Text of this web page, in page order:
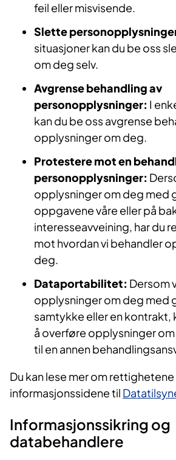
feil eller misvisende.
Slette
situasjoner kan du be oss
om deg selv.
Avgrense behandling av
personopplysninger: I
kan du be oss avgrense
opplysninger om deg.
Protestere mot en
personopplysninger:
opplysninger om deg med
oppgavene våre eller på
interesseavveining, har du
mot hvordan vi behandler
deg.
Dataportabilitet: Dersom
opplysninger om deg med
samtykke eller en kontrakt,
å overføre opplysninger
til en annen
Du kan lese mer om
informasjonssidene til
Informasjonssikring og
databehandlere